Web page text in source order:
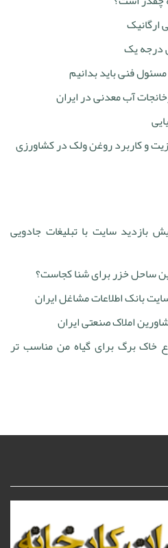
ارگانیک
درجه یک
فنی باید بدانیم
آب معدنی در ایران
بازدید سایت با تبلیغات جادویی
ساحل خزر برای شنا کجاست؟
بانک اطلاعات مشاغل ایران
املاک صنعتی ایران
خاک برگ برای گیاه من مناسب تر